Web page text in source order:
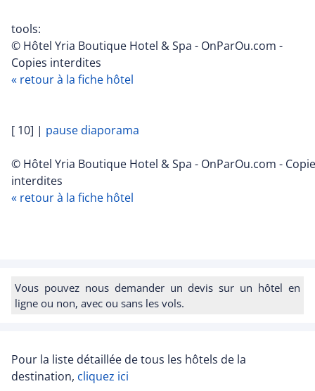
tools:
© Hôtel Yria Boutique Hotel & Spa - OnParOu.com -
Copies interdites
« retour à la fiche hôtel
[ 10] | pause diaporama
© Hôtel Yria Boutique Hotel & Spa - OnParOu.com -
interdites
« retour à la fiche hôtel
Vous pouvez nous demander un devis sur un hôtel en
ligne ou non, avec ou sans les vols.
Pour la liste détaillée de tous les hôtels de la
destination, cliquez ici